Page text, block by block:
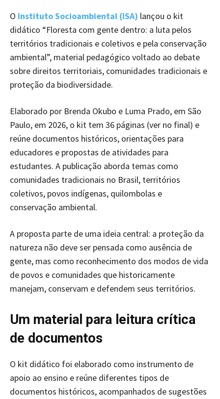
O Instituto Socioambiental (ISA) lançou o kit
didático “Floresta com gente dentro: a luta pelos
territórios tradicionais e coletivos e pela conservação
ambiental”, material pedagógico voltado ao debate
sobre direitos territoriais, comunidades tradicionais e
proteção da biodiversidade.
Elaborado por Brenda Okubo e Luma Prado, em São
Paulo, em 2026, o kit tem 36 páginas (ver no final) e
reúne documentos históricos, orientações para
educadores e propostas de atividades para
estudantes. A publicação aborda temas como
comunidades tradicionais no Brasil, territórios
coletivos, povos indígenas, quilombolas e
conservação ambiental.
A proposta parte de uma ideia central: a proteção da
natureza não deve ser pensada como ausência de
gente, mas como reconhecimento dos modos de vida
de povos e comunidades que historicamente
manejam, conservam e defendem seus territórios.
Um material para leitura crítica
de documentos
O kit didático foi elaborado como instrumento de
apoio ao ensino e reúne diferentes tipos de
documentos históricos, acompanhados de sugestões